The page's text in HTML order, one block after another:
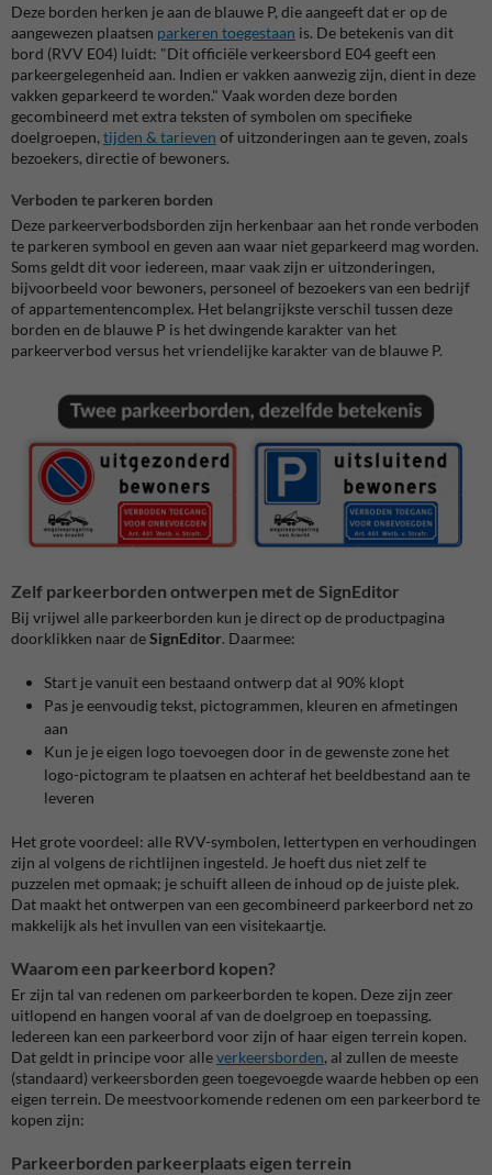
Deze borden herken je aan de blauwe P, die aangeeft dat er op de
aangewezen plaatsen parkeren toegestaan is. De betekenis van dit
bord (RVV E04) luidt: "Dit officiële verkeersbord E04 geeft een
parkeergelegenheid aan. Indien er vakken aanwezig zijn, dient in deze
vakken geparkeerd te worden." Vaak worden deze borden
gecombineerd met extra teksten of symbolen om specifieke
doelgroepen, tijden & tarieven of uitzonderingen aan te geven, zoals
bezoekers, directie of bewoners.
Verboden te parkeren borden
Deze parkeerverbodsborden zijn herkenbaar aan het ronde verboden
te parkeren symbool en geven aan waar niet geparkeerd mag worden.
Soms geldt dit voor iedereen, maar vaak zijn er uitzonderingen,
bijvoorbeeld voor bewoners, personeel of bezoekers van een bedrijf
of appartementencomplex. Het belangrijkste verschil tussen deze
borden en de blauwe P is het dwingende karakter van het
parkeerverbod versus het vriendelijke karakter van de blauwe P.
Zelf parkeerborden ontwerpen met de SignEditor
Bij vrijwel alle parkeerborden kun je direct op de productpagina
doorklikken naar deSignEditor. Daarmee:
Start je vanuit een bestaand ontwerp dat al 90% klopt
Pas je eenvoudig tekst, pictogrammen, kleuren en afmetingen
aan
Kun je je eigen logo toevoegen door in de gewenste zone het
logo-pictogram te plaatsen en achteraf het beeldbestand aan te
leveren
Het grote voordeel: alle RVV-symbolen, lettertypen en verhoudingen
zijn al volgens de richtlijnen ingesteld. Je hoeft dus niet zelf te
puzzelen met opmaak; je schuift alleen de inhoud op de juiste plek.
Dat maakt het ontwerpen van een gecombineerd parkeerbord net zo
makkelijk als het invullen van een visitekaartje.
Waarom een parkeerbord kopen?
Er zijn tal van redenen om parkeerborden te kopen. Deze zijn zeer
uitlopend en hangen vooral af van de doelgroep en toepassing.
Iedereen kan een parkeerbord voor zijn of haar eigen terrein kopen.
Dat geldt in principe voor alleverkeersborden, al zullen de meeste
(standaard) verkeersborden geen toegevoegde waarde hebben op een
eigen terrein. De meestvoorkomende redenen om een parkeerbord te
kopen zijn:
Parkeerborden parkeerplaats eigen terrein